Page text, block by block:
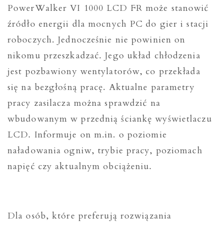
PowerWalker VI 1000 LCD FR może stanowić
źródło energii dla mocnych PC do gier i stacji
roboczych. Jednocześnie nie powinien on
nikomu przeszkadzać. Jego układ chłodzenia
jest pozbawiony wentylatorów, co przekłada
się na bezgłośną pracę. Aktualne parametry
pracy zasilacza można sprawdzić na
wbudowanym w przednią ściankę wyświetlaczu
LCD. Informuje on m.in. o poziomie
naładowania ogniw, trybie pracy, poziomach
napięć czy aktualnym obciążeniu.
Dla osób, które preferują rozwiązania